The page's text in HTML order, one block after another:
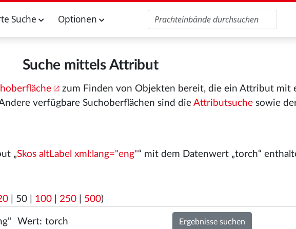
Suche Optionen
Suche mittels Attribut
zum Finden von Objekten bereit, die ein Attribut mit
verfügbare Suchoberflächen sind die Attributsuche sowie
„Skos altLabel xml:lang="eng"“ mit dem Datenwert „torch“
50 100 250 500)
Wert: